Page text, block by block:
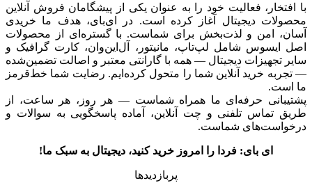
با افتخار، فعالیت خود را به عنوان یکی از پیشگامان فروش آنلاین
محصولات دیجیتال آغاز کرده است. در ای‌بای، هدف ما خریدی
آسان، امن و لذت‌بخش برای شماست. با گستره‌ای از محصولات
اصل ایسوس شامل لپ‌تاپ، مانیتور، آل‌این‌وان، کارت گرافیک و
سایر تجهیزات دیجیتال — همه با گارانتی معتبر و اصالت تضمین‌شده
— تجربه خرید آنلاین شما را متحول کرده‌ایم. رضایت شما خط‌قرمز
ما است.
پشتیبانی حرفه‌ای ما همراه شماست — هر روز، هر ساعت، از
طریق تماس تلفنی و چت آنلاین، آماده پاسخگویی به سوالات و
درخواست‌های شماست.
ای بای: فردا را امروز خرید کنید، دیجیتال به سبک ما!
پربازدیدها